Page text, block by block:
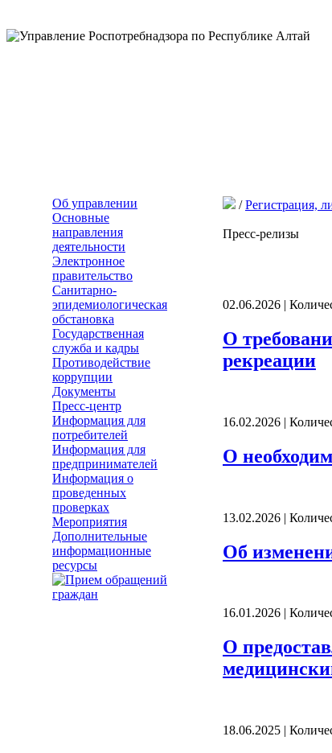
Об управлении
Основные
направления
деятельности
Электронное
правительство
Санитарно-
эпидемиологическая
обстановка
Государственная
служба и кадры
Противодействие
коррупции
Документы
Пресс-центр
Информация для
потребителей
Информация для
предпринимателей
Информация о
проведенных
проверках
Мероприятия
Дополнительные
информационные
ресурсы
/Регистрация,
Пресс-релизы
02.06.2026 |
О
рекреации
16.02.2026 |
О
13.02.2026 |
Об
16.01.2026 |
О
18.06.2025 |